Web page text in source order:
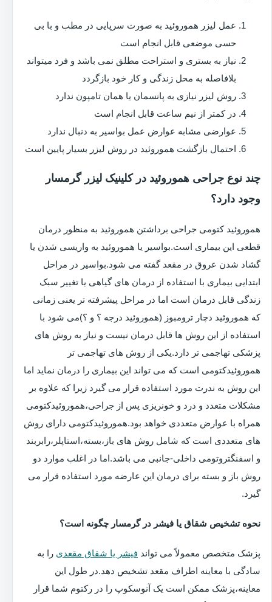
عمل لیزر هموروئید به صورت سرپایی در مطب و با بی
حسی موضعی قابل انجام است
نیاز به بستری و استراحت مطلق نمی باشد و فرد میتواند
بلافاصله به محل زندگی و کار خود بازگردد
روش لیزر نیازی به پانسمان یا همان تامپون ندارد
در کمتر از نیم ساعت قابل انجام است
عوارضی مشابه عوارض عمل بواسیر به دنبال ندارد
احتمال بازگشت هموروئید در روش لیزر بسیار پایین است
چند نوع جراحی هموروئید در کلینیک لیزر گرمسار
وجود دارد؟
هموروئید کتومی جراحی برداشتن هموروئید به منظور درمان
قطعی این بیماری است.بواسیر یا هموروئید به واریسی شدن یا
گشاد شدن عروق در مقعد گفته می شود.بواسیر در مراحل
ابتدایی بیماری با استفاده از درمان های گیاهی یا تغییر سبک
زندگی قابل درمان است اما در مراحل پیشرفته تر یعنی زمانی
که هموروئید دچار ترومبوز (هموروئید درجه ؟ و ؟)می شود با
استفاده از این روش ها قابل درمان نیست و نیاز به روش های
پزشکی تهاجمی تر دارد.یکی از روش های تهاجمی تر
هموروئیدکتومی است که می تواند این بیماری را درمان نماید اما
این روش به ندرت مورد استفاده قرار می گیرد زیرا که علاوه بر
مشکلات متعدد و درد و خونریزی پس از جراحی،هموروئیدکتومی
همراه با عوارض متعددی خواهد بود.هموروئیدکتومی دارای روش
های متعددی است که شامل روش های باز،بسته،استاپلر،رابربند
و اسفنگتروتومی داخلی-جانبی می باشد.اما در اغلب موارد دو
روش باز و بسته برای درمان این عارضه مورد استفاده قرار می
گیرد.
نحوه تشخیص شقاق یا فیشر در گرمسار چگونه است؟
پزشک متخصص معمولاً می تواند فیشر یا شقاق مقعدی را به
سادگی با معاینه اطراف مقعد تشخیص دهد.در طول این
معاینه،پزشک ممکن است یک آنوسکوپ را در رکتوم شما قرار